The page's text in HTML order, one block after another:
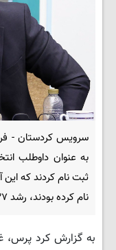
به عنوان داوطلب
نام کرده بودند، رشد ۳۷ درصدی را نشان می دهد.
به گزارش کرد پرس،